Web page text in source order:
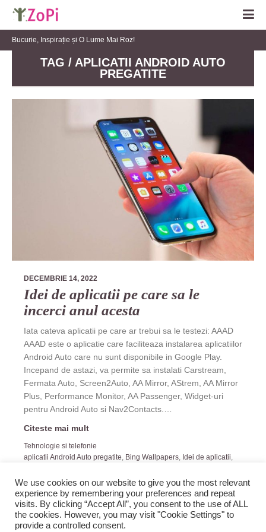
Bucurie, Inspirație și O Lume Mai Roz!
TAG / APLICATII ANDROID AUTO
PREGATITE
DECEMBRIE 14, 2022
Idei de aplicatii pe care sa le
incerci anul acesta
Iata cateva aplicatii pe care ar trebui sa le testezi: AAAD
AAAD este o aplicatie care faciliteaza instalarea aplicatiilor
Android Auto care nu sunt disponibile in Google Play.
Incepand de astazi, va permite sa instalati Carstream,
Fermata Auto, Screen2Auto, AA Mirror, AStrem, AA Mirror
Plus, Performance Monitor, AA Passenger, Widget-uri
pentru Android Auto si Nav2Contacts.…
Citeste mai mult
Tehnologie si telefonie
aplicatii Android Auto pregatite, Bing Wallpapers, Idei de aplicatii,
We use cookies on our website to give you the most relevant
experience by remembering your preferences and repeat
visits. By clicking “Accept All”, you consent to the use of ALL
the cookies. However, you may visit "Cookie Settings" to
provide a controlled consent.